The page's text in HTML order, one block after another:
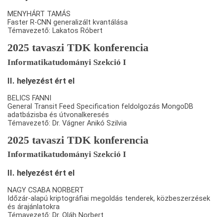
MENYHÁRT TAMÁS
Faster R-CNN generalizált kvantálása
Témavezető: Lakatos Róbert
2025 tavaszi TDK konferencia
Informatikatudományi Szekció I
II. helyezést ért el
BELICS FANNI
General Transit Feed Specification feldolgozás MongoDB
adatbázisba és útvonalkeresés
Témavezető: Dr. Vágner Anikó Szilvia
2025 tavaszi TDK konferencia
Informatikatudományi Szekció I
II. helyezést ért el
NAGY CSABA NORBERT
Időzár-alapú kriptográfiai megoldás tenderek, közbeszerzések
és árajánlatokra